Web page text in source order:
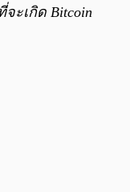
ะเกิด Bitcoin